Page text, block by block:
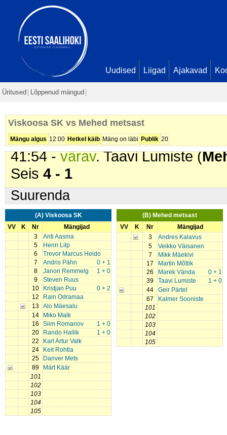
Uudised Liigad Ajakavad
Üritused Lõppenud mängud
Viskoosa SK vs Mehed metsast
Mängu algus 12:00 Hetkel käib Mäng on läbi Publik 20
- 0
26:01 -Ebaõnnestunud
29:35 -karistus (202 - Kepi
min
37:41 -karistus (203 - Kepi
39:55 -karistus (202 - Kepi
min
41:54 -värav. Taavi Lumiste (
Seis 4 - 1
Suurenda
(A) Viskoosa SK
VV
K Nr
Mängijad
3
Anti Aasma
5
Henri Lilp
6
Trevor Marcus Heido
7
0 + 1
Andris Pähn
8
1 + 0
Janori Remmelg
9
Steven Ruus
10
0 + 2
Kristjan Puu
12
Rain Odramaa
13 Alo Mäesalu
14
Miko Malk
16
1 + 0
Siim Romanov
20
1 + 0
Rando Hallik
22
Karl Artur Valk
24
Keit Rohtla
25
Danver Mets
89
Märt Käär
101
102
103
104
105
(B) Mehed metsast
VV
K Nr
Mängijad
3
Andres Kalavus
5
Veikko Väisanen
7
Mikk Mäekivi
17
Martin Mõtlik
26
0 + 1
Marek Vända
39
1 + 0
Taavi Lumiste
44
Geir Pärtel
67
Kalmer Sooniste
101
102
103
104
105